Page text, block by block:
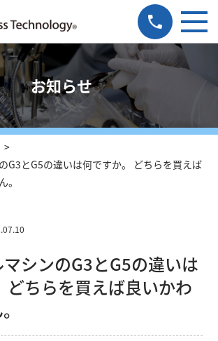
お知らせ
G3とG5の違いは何ですか。 どちらを買えば
。
シンのG3とG5の違いは
どちらを買えば良いかわ